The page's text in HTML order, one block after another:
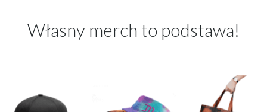
Własny merch to podstawa!